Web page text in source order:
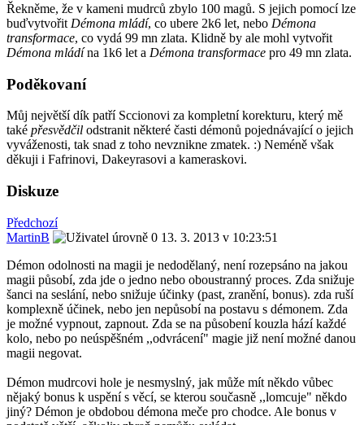
Řekněme, že v kameni mudrců zbylo 100 magů. S jejich pomocí lze
buďvytvořit Démona mládí, co ubere 2k6 let, nebo Démona
transformace, co vydá 99 mn zlata. Klidně by ale mohl vytvořit
Démona mládína 1k6 let a Démona transformace pro 49 mn zlata.
Poděkovaní
Můj největší dík patří Sccionovi za kompletní korekturu, který mě
také přesvědčil odstranit některé časti démonů pojednávající o jejich
vyváženosti, tak snad z toho nevznikne zmatek. :) Neméně však
děkuji i Fafrinovi, Dakeyrasovi a kameraskovi.
Diskuze
Předchozí
MartinB
13. 3. 2013 v 10:23:51
Démon odolnosti na magii je nedodělaný, není rozepsáno na jakou
magii působí, zda jde o jedno nebo oboustranný proces. Zda snižuje
šanci na seslání, nebo snižuje účinky (past, zranění, bonus). zda ruší
komplexně účinek, nebo jen nepůsobí na postavu s démonem. Zda
je možné vypnout, zapnout. Zda se na působení kouzla hází každé
kolo, nebo po neúspěšném ,,odvrácení" magie již není možné danou
magii negovat.
Démon mudrcovi hole je nesmyslný, jak může mít někdo vůbec
nějaký bonus k uspění s věcí, se kterou současně ,,lomcuje" někdo
jiný? Démon je obdobou démona meče pro chodce. Ale bonus v